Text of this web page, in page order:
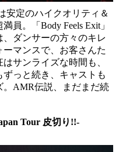
定のハイクオリティ＆
員。「Body Feels Exit」
ダンサーの方々のキレ
マンスで、お客さんた
サンライズな時間も、
っと続き、キャストも
。AMR伝説、まだまだ続
Tour 皮切り!!-